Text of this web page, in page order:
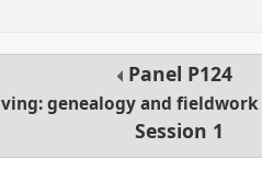
Panel P124
genealogy and
Session 1